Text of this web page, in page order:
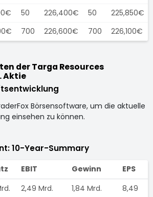
50 226,400€ 50
225,850€
700 226,600€ 700 226,100€
der Targa Resources
Aktie
Börsensoftware, um die aktuelle
einsehen zu können.
10-Year-Summary
EBIT Gewinn EPS
2,49 Mrd. 1,84 Mrd. 8,49